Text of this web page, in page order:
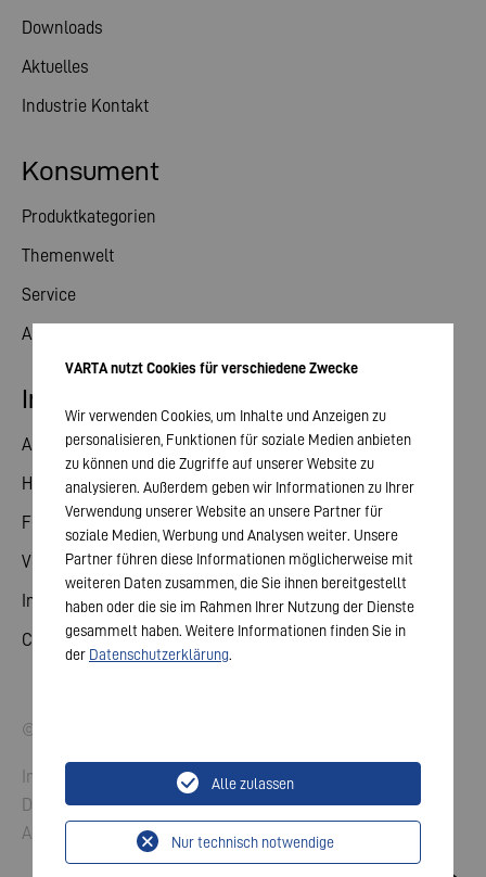
Konsument
Produktkategorien
Themenwelt
Service
Aktuelles
Downloads
Aktuelles
Industrie Kontakt
Investor Relations
Aktie
Hauptversammlung
Finanzkalender
Veröffentlichungen
Investorenkontakt
Corporate Governance
© 2026 VARTA AG. Alle Rechte vorbehalten.
Impressum
Datenschutz
AGB
VARTA nutzt Cookies für verschiedene Zwecke
Wir verwenden Cookies, um Inhalte und Anzeigen zu
personalisieren, Funktionen für soziale Medien anbieten
zu können und die Zugriffe auf unserer Website zu
analysieren. Außerdem geben wir Informationen zu Ihrer
Verwendung unserer Website an unsere Partner für
soziale Medien, Werbung und Analysen weiter. Unsere
Partner führen diese Informationen möglicherweise mit
weiteren Daten zusammen, die Sie ihnen bereitgestellt
haben oder die sie im Rahmen Ihrer Nutzung der Dienste
gesammelt haben. Weitere Informationen finden Sie in
der Datenschutzerklärung.
Nur technisch notwendige
Alle zulassen